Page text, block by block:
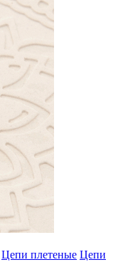
Цепи плетеные Цепи